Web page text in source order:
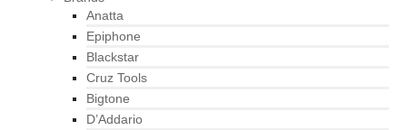
Anatta
Epiphone
Blackstar
Cruz Tools
Bigtone
D’Addario